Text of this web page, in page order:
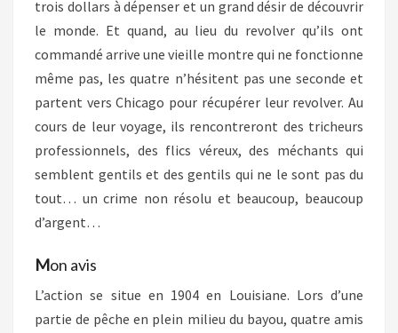
trois dollars à dépenser et un grand désir de découvrir
le monde. Et quand, au lieu du revolver qu’ils ont
commandé arrive une vieille montre qui ne fonctionne
même pas, les quatre n’hésitent pas une seconde et
partent vers Chicago pour récupérer leur revolver. Au
cours de leur voyage, ils rencontreront des tricheurs
professionnels, des flics véreux, des méchants qui
semblent gentils et des gentils qui ne le sont pas du
tout… un crime non résolu et beaucoup, beaucoup
d’argent…
Mon avis
L’action se situe en 1904 en Louisiane. Lors d’une
partie de pêche en plein milieu du bayou, quatre amis